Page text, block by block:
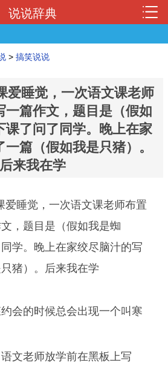
说说辞典
> 搞笑说说
爱睡觉，一次语文课老师
一篇作文，题目是（假如
课了问了同学。晚上在家
篇（假如我是只猪）。
后来我在学
爱睡觉，一次语文课老师布置
，题目是（假如我是蜘
学。晚上在家绞尽脑汁的写
猪）。后来我在学
会的时候总会出现一个叫寒
文老师放学前在黑板上写